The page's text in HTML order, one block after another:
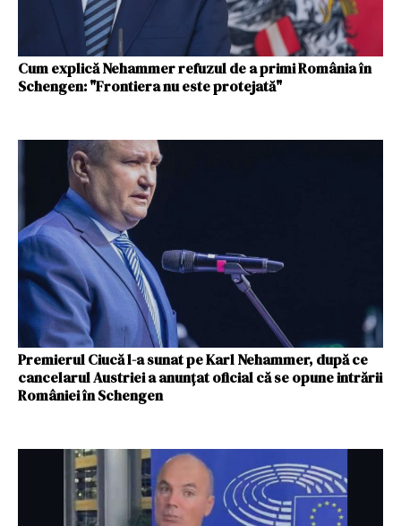
Cum explică Nehammer refuzul de a primi România în
Schengen: "Frontiera nu este protejată"
Premierul Ciucă l-a sunat pe Karl Nehammer, după ce
cancelarul Austriei a anunțat oficial că se opune intrării
României în Schengen